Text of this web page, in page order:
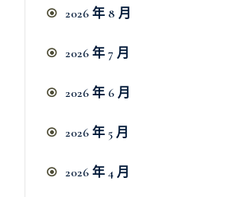
2026 年 8 月
2026 年 7 月
2026 年 6 月
2026 年 5 月
2026 年 4 月